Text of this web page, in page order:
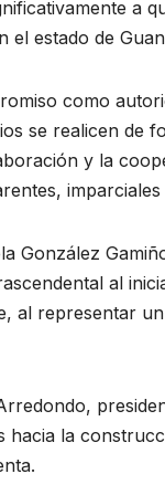
a
el estado de
como
se realicen de
y la
González
al
al representar
hacia la